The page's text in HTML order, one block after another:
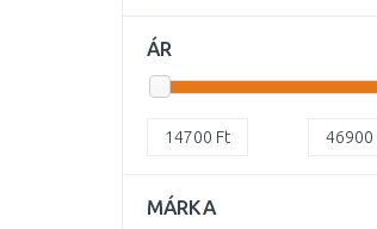
ÁR
14700 Ft 46900
MÁRKA